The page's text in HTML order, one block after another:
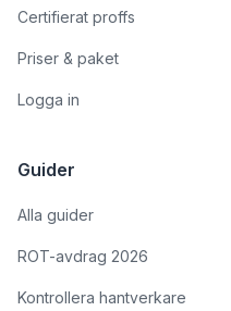
Certifierat proffs
Priser & paket
Logga in
Guider
Alla guider
ROT-avdrag 2026
Kontrollera hantverkare